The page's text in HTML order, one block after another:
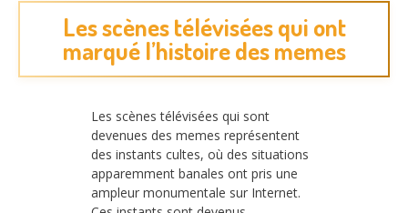
Les scènes télévisées qui ont
marqué l’histoire des memes
Les scènes télévisées qui sont
devenues des memes représentent
des instants cultes, où des situations
apparemment banales ont pris une
ampleur monumentale sur Internet.